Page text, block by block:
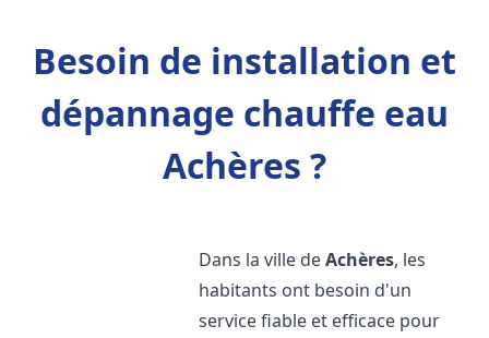
Besoin de installation et
dépannage chauffe eau
Achères ?
Dans la ville deAchères, les
habitants ont besoin d'un
service fiable et efficace pour